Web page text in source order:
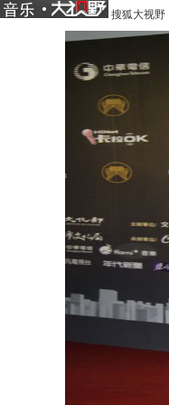
搜狐大视野